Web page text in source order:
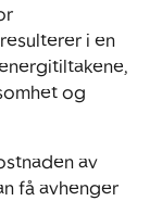
i en
og
av
få avhenger